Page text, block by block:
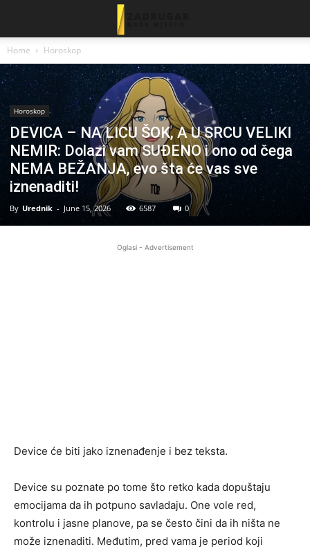
Home Horoskop
Horoskop
DEVICA – NA LICU ŠOK, A U SRCU VELIKI
NEMIR: Dolazi vam SUĐENO i ono od čega
NEMA BEŽANJA, evo šta će vas sve
iznenaditi!
By Urednik - June 15, 2026 6587 0
Oglasi - Advertisement
Device će biti jako iznenađenje i bez teksta.
Device su poznate po tome što retko kada dopuštaju
emocijama da ih potpuno savladaju. One vole red,
kontrolu i jasne planove, pa se često čini da ih ništa ne
može iznenaditi. Međutim, pred vama je period koji